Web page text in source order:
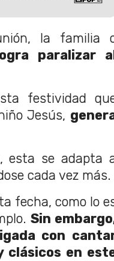
la familia
paralizar
festividad
Jesús,
esta se adapta
cada vez más.
fecha, como lo
Sin
con
clásicos en